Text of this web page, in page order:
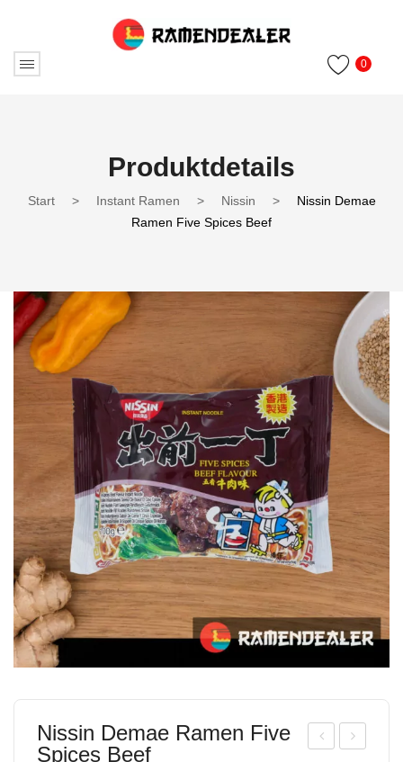
0
Produktdetails
Start > Instant Ramen > Nissin >
Nissin Demae
Ramen Five Spices Beef
Nissin Demae Ramen Five
Spices Beef